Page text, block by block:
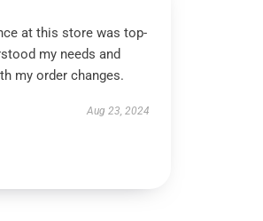
at this store was top-
my needs and
my order changes.
Aug 23, 2024